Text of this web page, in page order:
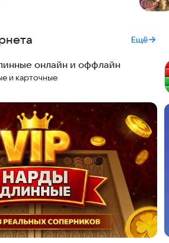
Ещё
онлайн и оффлайн
и карточные